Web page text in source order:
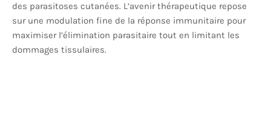
des parasitoses cutanées. L’avenir thérapeutique repose
sur une modulation fine de la réponse immunitaire pour
maximiser l’élimination parasitaire tout en limitant les
dommages tissulaires.